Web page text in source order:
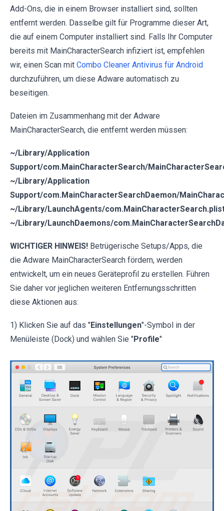
Add-Ons, die in einem Browser installiert sind, sollten
entfernt werden. Dasselbe gilt für Programme dieser Art,
die auf einem Computer installiert sind. Falls Ihr Computer
bereits mit MainCharacterSearch infiziert ist, empfehlen
wir, einen Scan mit Combo Cleaner Antivirus für Android
durchzuführen, um diese Adware automatisch zu
beseitigen.
Dateien im Zusammenhang mit der Adware
MainCharacterSearch, die entfernt werden müssen:
~/Library/Application
Support/com.MainCharacterSearch/
~/Library/Application
Support/com.MainCharacterSearchDaemon/
~/Library/LaunchAgents/
~/Library/LaunchDaemons/
WICHTIGER HINWEIS! Betrügerische Setups/Apps, die
die Adware MainCharacterSearch fördern, werden
entwickelt, um ein neues Geräteprofil zu erstellen. Führen
Sie daher vor jeglichen weiteren Entfernungsschritten
diese Aktionen aus:
1) Klicken Sie auf das "Einstellungen"-Symbol in der
Menüleiste (Dock) und wählen Sie "Profile"